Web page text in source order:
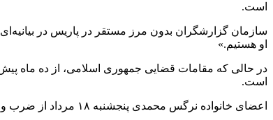
است.
سازمان گزارشگران بدون مرز مستقر در پاریس در
او هستیم.»
در حالی که مقامات قضایی جمهوری اسلامی، از ده ماه پیش
است.
اعضای خانواده نرگس محمدی پنجشنبه ۱۸ مرداد از ضرب‌ و شتم زنان زندانی سیاسی در بند زنان زندان اوین در پی اعتراض آنان به اعدام رضا رسایی خبر دادند.